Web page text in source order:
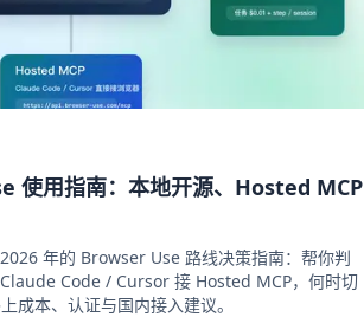
使用指南：本地开源、Hosted MCP
年的 Browser Use 路线决策指南：帮你判
Code / Cursor 接 Hosted MCP，何时切
成本、认证与国内接入建议。